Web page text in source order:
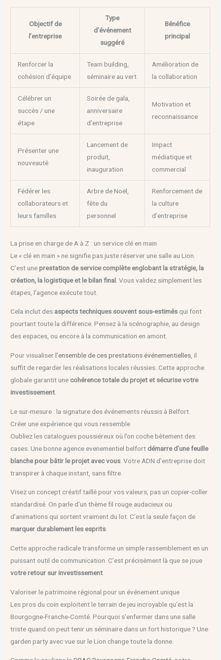
Objectif de
l’entreprise
Type
d’événement
suggéré
Bénéfice
principal
Renforcer la
cohésion d’équipe
Team building,
séminaire au vert
Amélioration de
la collaboration
Célébrer un
succès / une
étape
Soirée de gala,
anniversaire
d’entreprise
Motivation et
reconnaissance
Présenter une
nouveauté
Lancement de
produit,
inauguration
Impact
médiatique et
commercial
Fédérer les
collaborateurs et
leurs familles
Arbre de Noël,
fête du
personnel
Renforcement de
la culture
d’entreprise
La prise en charge de A à Z : un service clé en main
Le « clé en main » ne signifie pas juste réserver une salle au Lion.
C’est uneprestation de service complète englobant la stratégie, la
création, la logistique et le bilan final . Vous validez simplement les
étapes, l’agence exécute tout.
Cela inclut des aspects techniques souvent sous-estimés qui font
pourtant toute la différence. Pensez à la scénographie, au design
des espaces, ou encore à la communication en amont.
Pour visualiserl’ensemble de ces prestations événementielles , il
suffit de regarder les réalisations locales réussies. Cette approche
globale garantit une cohérence totale du projet et sécurise votre
investissement
Le sur-mesure : la signature des événements réussis à Belfort
Créer une expérience qui vous ressemble
Oubliez les catalogues poussiéreux où l’on coche bêtement des
cases. Une bonne agence evenementiel belfort démarre d’une feuille
blanche pour bâtir le projet avec vous . Votre ADN d’entreprise doit
transpirer à chaque instant, sans filtre.
Visez un concept créatif taillé pour vos valeurs, pas un copier-coller
standardisé. On parle d’un thème fil rouge audacieux ou
d’animations qui sortent vraiment du lot. C’est la seule façon de
marquer durablement les esprits.
Cette approche radicale transforme un simple rassemblement en un
puissant outil de communication. C’est précisément là que se joue
votre retour sur investissement
Valoriser le patrimoine régional pour un événement unique
Les pros du coin exploitent le terrain de jeu incroyable qu’est la
Bourgogne-Franche-Comté. Pourquoi s’enfermer dans une salle
triste quand on peut tenir un séminaire dans un fort historique ? Une
garden party avec vue sur le Lion change toute la donne.